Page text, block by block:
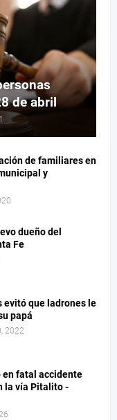
de abril
de familiares en
y
dueño del
Fe
evitó que ladrones le
papá
2022
fatal accidente
la vía Pitalito -